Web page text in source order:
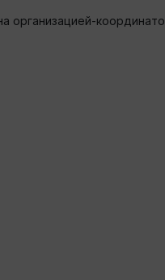
организацией-